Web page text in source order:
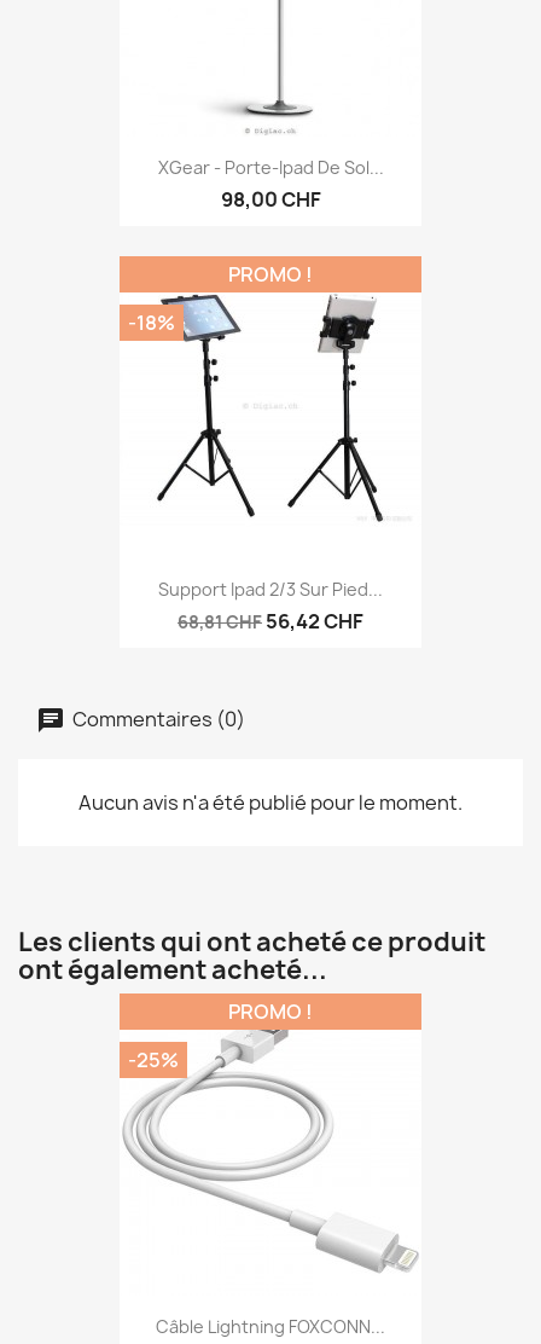
XGear - Porte-Ipad De Sol...
98,00 CHF
Support Ipad 2/3 Sur Pied...
68,81 CHF 56,42 CHF
PROMO !
-18%
Commentaires (0)
Aucun avis n'a été publié pour le moment.
Les clients qui ont acheté ce produit
ont également acheté...
Câble Lightning FOXCONN...
PROMO !
-25%